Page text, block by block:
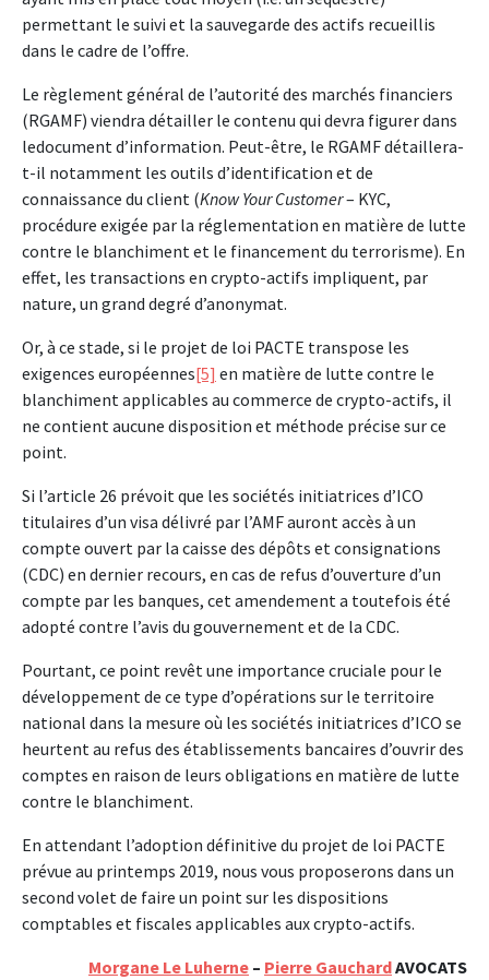
permettant le suivi et la sauvegarde des actifs recueillis
dans le cadre de l’offre.
Le règlement général de l’autorité des marchés financiers
(RGAMF) viendra détailler le contenu qui devra figurer dans
ledocument d’information. Peut-être, le RGAMF détaillera-
t-il notamment les outils d’identification et de
connaissance du client (Know Your Customer– KYC,
procédure exigée par la réglementation en matière de lutte
contre le blanchiment et le financement du terrorisme). En
effet, les transactions en crypto-actifs impliquent, par
nature, un grand degré d’anonymat.
Or, à ce stade, si le projet de loi PACTE transpose les
exigences européennes[5] en matière de lutte contre le
blanchiment applicables au commerce de crypto-actifs, il
ne contient aucune disposition et méthode précise sur ce
point.
Si l’article 26 prévoit que les sociétés initiatrices d’ICO
titulaires d’un visa délivré par l’AMF auront accès à un
compte ouvert par la caisse des dépôts et consignations
(CDC) en dernier recours, en cas de refus d’ouverture d’un
compte par les banques, cet amendement a toutefois été
adopté contre l’avis du gouvernement et de la CDC.
Pourtant, ce point revêt une importance cruciale pour le
développement de ce type d’opérations sur le territoire
national dans la mesure où les sociétés initiatrices d’ICO se
heurtent au refus des établissements bancaires d’ouvrir des
comptes en raison de leurs obligations en matière de lutte
contre le blanchiment.
En attendant l’adoption définitive du projet de loi PACTE
prévue au printemps 2019, nous vous proposerons dans un
second volet de faire un point sur les dispositions
comptables et fiscales applicables aux crypto-actifs.
Morgane Le Luherne – Pierre GauchardAVOCATS